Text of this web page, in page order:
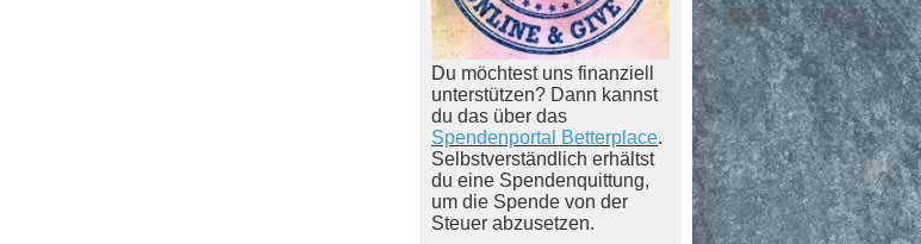
Du möchtest uns finanziell
unterstützen? Dann kannst
du das über das
Spendenportal Betterplace.
Selbstverständlich erhältst
du eine Spendenquittung,
um die Spende von der
Steuer abzusetzen.